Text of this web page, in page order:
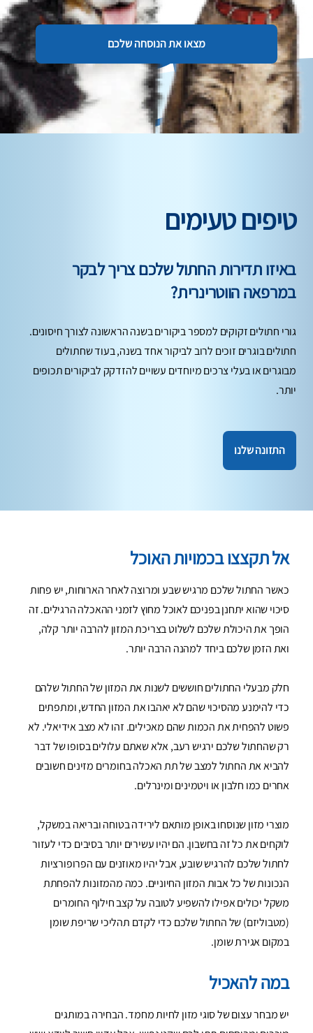
מצאו את הנוסחה שלכם
טיפים טעימים
באיזו תדירות החתול שלכם צריך לבקר
במרפאה הווטרינרית?
גורי חתולים זקוקים למספר ביקורים בשנה הראשונה לצורך חיסונים.
חתולים בוגרים זוכים לרוב לביקור אחד בשנה, בעוד שחתולים
מבוגרים או בעלי צרכים מיוחדים עשויים להזדקק לביקורים תכופים
יותר.
התזונה שלנו
אל תקצצו בכמויות האוכל
כאשר החתול שלכם מרגיש שבע ומרוצה לאחר הארוחות, יש פחות
סיכוי שהוא יתחנן בפניכם לאוכל מחוץ לזמני ההאכלה הרגילים. זה
הופך את היכולת שלכם לשלוט בצריכת המזון להרבה יותר קלה,
ואת הזמן שלכם ביחד למהנה הרבה יותר.
חלק מבעלי החתולים חוששים לשנות את המזון של החתול שלהם
כדי להימנע מהסיכוי שהם לא יאהבו את המזון החדש, ומתפתים
פשוט להפחית את הכמות שהם מאכילים. זהו לא מצב אידיאלי. לא
רק שהחתול שלכם ירגיש רעב, אלא שאתם עלולים בסופו של דבר
להביא את החתול למצב של תת האכלה בחומרים מזינים חשובים
אחרים כמו חלבון או ויטמינים ומינרלים.
מוצרי מזון שנוסחו באופן מותאם לירידה בטוחה ובריאה במשקל,
לוקחים את כל זה בחשבון. הם יהיו עשירים יותר בסיבים כדי לעזור
לחתול שלכם להרגיש שובע, אבל יהיו מאוזנים עם הפרופורציות
הנכונות של כל אבות המזון החיוניים. כמה מהמזונות להפחתת
משקל יכולים אפילו להשפיע לטובה על קצב חילוף החומרים
(מטבוליזם) של החתול שלכם כדי לקדם תהליכי שריפת שומן
במקום אגירת שומן.
במה להאכיל
יש מבחר עצום של סוגי מזון לחיות מחמד. הבחירה במותגים